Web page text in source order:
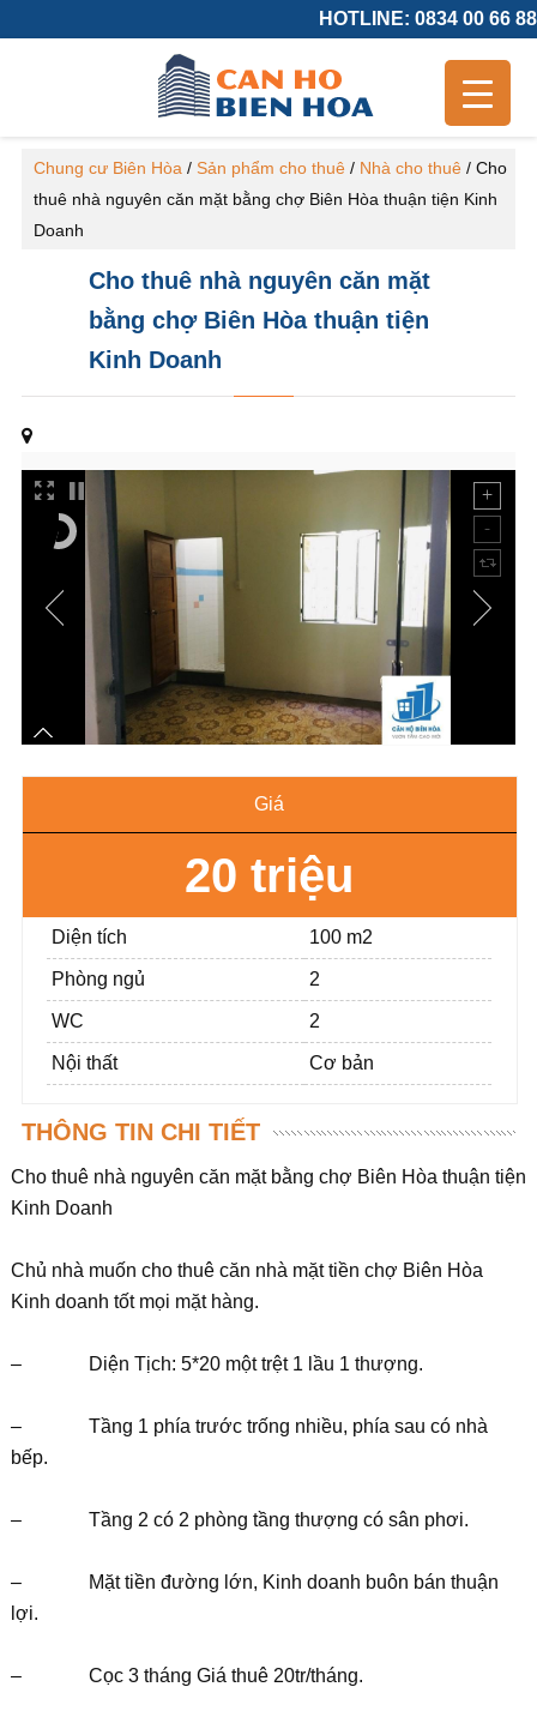
HOTLINE: 0834 00 66 88
Chung cư Biên Hòa / Sản phẩm cho thuê/ Nhà cho thuê/ Cho
thuê nhà nguyên căn mặt bằng chợ Biên Hòa thuận tiện Kinh
Doanh
Cho thuê nhà nguyên căn mặt
bằng chợ Biên Hòa thuận tiện
Kinh Doanh
Giá
20 triệu
Diện tích 100 m2
Phòng ngủ 2
WC 2
Nội thất Cơ bản
THÔNG TIN CHI TIẾT
Cho thuê nhà nguyên căn mặt bằng chợ Biên Hòa thuận tiện
Kinh Doanh
Chủ nhà muốn cho thuê căn nhà mặt tiền chợ Biên Hòa
Kinh doanh tốt mọi mặt hàng.
– Diện Tịch: 5*20 một trệt 1 lầu 1 thượng.
– Tầng 1 phía trước trống nhiều, phía sau có nhà
bếp.
– Tầng 2 có 2 phòng tầng thượng có sân phơi.
– Mặt tiền đường lớn, Kinh doanh buôn bán thuận
lợi.
– Cọc 3 tháng Giá thuê 20tr/tháng.